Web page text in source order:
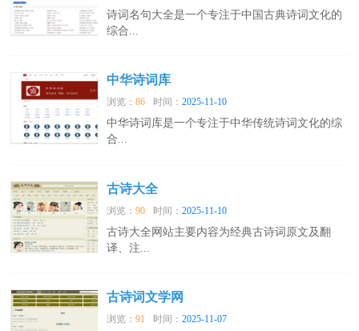
诗词名句大全是一个专注于中国古典诗词文化的
综合...
中华诗词库
浏览：86 时间：2025-11-10
中华诗词库是一个专注于中华传统诗词文化的综
合...
古诗大全
浏览：90 时间：2025-11-10
古诗大全网站主要内容为经典古诗词原文及翻
译、注...
古诗词文学网
浏览：91 时间：2025-11-07